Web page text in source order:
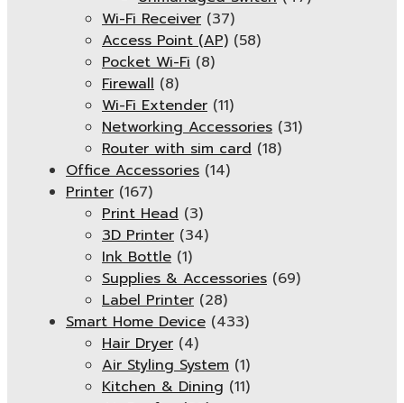
Wi-Fi Receiver (37)
Access Point (AP) (58)
Pocket Wi-Fi (8)
Firewall (8)
Wi-Fi Extender (11)
Networking Accessories (31)
Router with sim card (18)
Office Accessories (14)
Printer (167)
Print Head (3)
3D Printer (34)
Ink Bottle (1)
Supplies & Accessories (69)
Label Printer (28)
Smart Home Device (433)
Hair Dryer (4)
Air Styling System (1)
Kitchen & Dining (11)